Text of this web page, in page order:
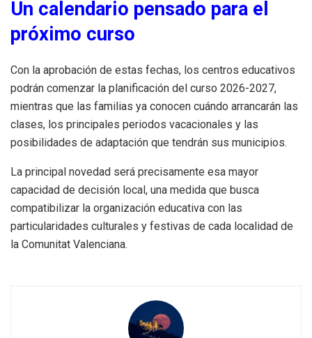
Un calendario pensado para el
próximo curso
Con la aprobación de estas fechas, los centros educativos
podrán comenzar la planificación del curso 2026-2027,
mientras que las familias ya conocen cuándo arrancarán las
clases, los principales periodos vacacionales y las
posibilidades de adaptación que tendrán sus municipios.
La principal novedad será precisamente esa mayor
capacidad de decisión local, una medida que busca
compatibilizar la organización educativa con las
particularidades culturales y festivas de cada localidad de
la Comunitat Valenciana.